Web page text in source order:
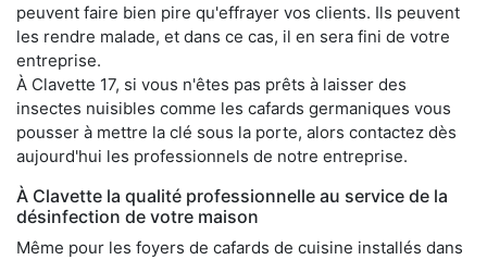
peuvent faire bien pire qu'effrayer vos clients. Ils peuvent
les rendre malade, et dans ce cas, il en sera fini de votre
entreprise.
À Clavette 17, si vous n'êtes pas prêts à laisser des
insectes nuisibles comme les cafards germaniques vous
pousser à mettre la clé sous la porte, alors contactez dès
aujourd'hui les professionnels de notre entreprise.
À Clavette la qualité professionnelle au service de la
désinfection de votre maison
Même pour les foyers de cafards de cuisine installés dans